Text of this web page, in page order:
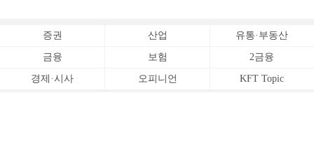
증권 산업 유통·부동산
금융 보험 2금융
경제·시사 오피니언 KFT Topic